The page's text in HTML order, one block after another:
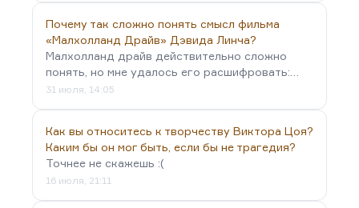
Почему так сложно понять смысл фильма
«Малхолланд Драйв» Дэвида Линча?
Малхолланд драйв действительно сложно
понять, но мне удалось его расшифровать:…
31 июля, 14:05
Как вы относитесь к творчеству Виктора Цоя?
Каким бы он мог быть, если бы не трагедия?
Точнее не скажешь :(
16 июля, 21:11